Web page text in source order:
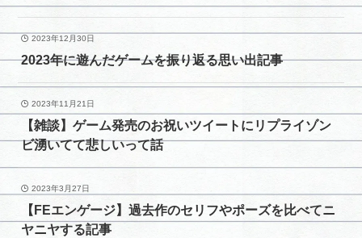
2023年12月30日
2023年に遊んだゲームを振り返る思い出記事
2023年11月21日
【雑談】ゲーム発売のお祝いツイートにリプライゾン
ビ湧いてて悲しいって話
2023年3月27日
【FEエンゲージ】過去作のセリフやポーズを比べてニ
ヤニヤする記事